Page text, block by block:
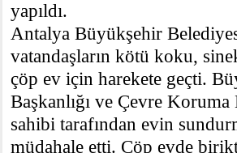
yapıldı.
Antalya Büyükşehir
vatandaşların kötü koku,
çöp ev için harekete geçti.
Başkanlığı ve Çevre
sahibi tarafından evin
müdahale etti. Çöp evde